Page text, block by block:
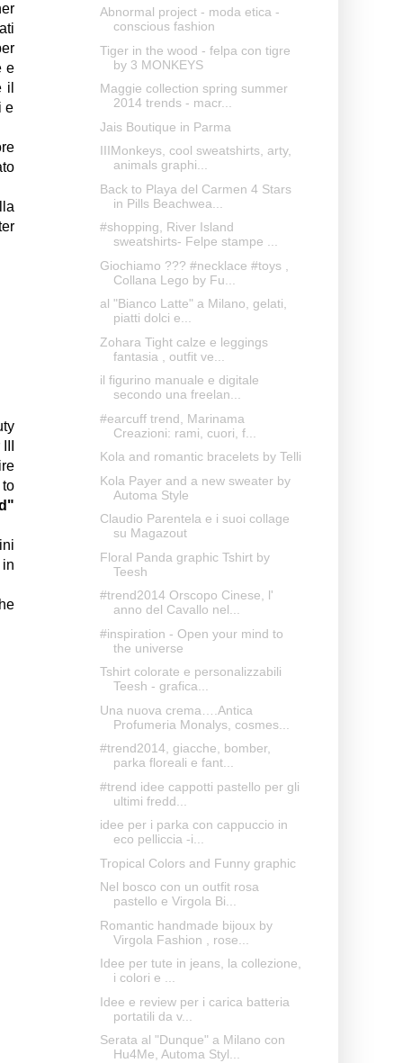
e
il
e
Abnormal project - moda etica -
conscious fashion
Tiger in the wood - felpa con tigre
by 3 MONKEYS
Maggie collection spring summer
2014 trends - macr...
Jais Boutique in Parma
IIIMonkeys, cool sweatshirts, arty,
animals graphi...
Back to Playa del Carmen 4 Stars
in Pills Beachwea...
#shopping, River Island
sweatshirts- Felpe stampe ...
Giochiamo ??? #necklace #toys ,
Collana Lego by Fu...
al "Bianco Latte" a Milano, gelati,
piatti dolci e...
Zohara Tight calze e leggings
fantasia , outfit ve...
il figurino manuale e digitale
secondo una freelan...
#earcuff trend, Marinama
Creazioni: rami, cuori, f...
Kola and romantic bracelets by Telli
Kola Payer and a new sweater by
Automa Style
Claudio Parentela e i suoi collage
su Magazout
Floral Panda graphic Tshirt by
Teesh
#trend2014 Orscopo Cinese, l'
anno del Cavallo nel...
#inspiration - Open your mind to
the universe
Tshirt colorate e personalizzabili
Teesh - grafica...
Una nuova crema….Antica
Profumeria Monalys, cosmes...
#trend2014, giacche, bomber,
parka floreali e fant...
#trend idee cappotti pastello per gli
ultimi fredd...
idee per i parka con cappuccio in
eco pelliccia -i...
Tropical Colors and Funny graphic
Nel bosco con un outfit rosa
pastello e Virgola Bi...
Romantic handmade bijoux by
Virgola Fashion , rose...
Idee per tute in jeans, la collezione,
i colori e ...
Idee e review per i carica batteria
portatili da v...
Serata al "Dunque" a Milano con
Hu4Me, Automa Styl...